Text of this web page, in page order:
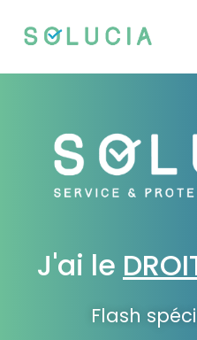
J'ai le
Flash